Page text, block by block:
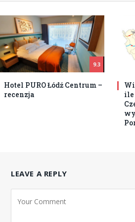
9.3
Hotel PURO Łódź Centrum –
recenzja
ile
LEAVE A REPLY